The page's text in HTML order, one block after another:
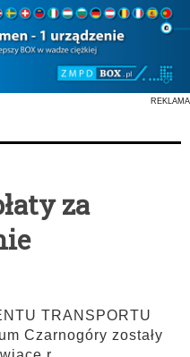
REKLAMA
za
TRANSPORTU
Czarnogóry zostały